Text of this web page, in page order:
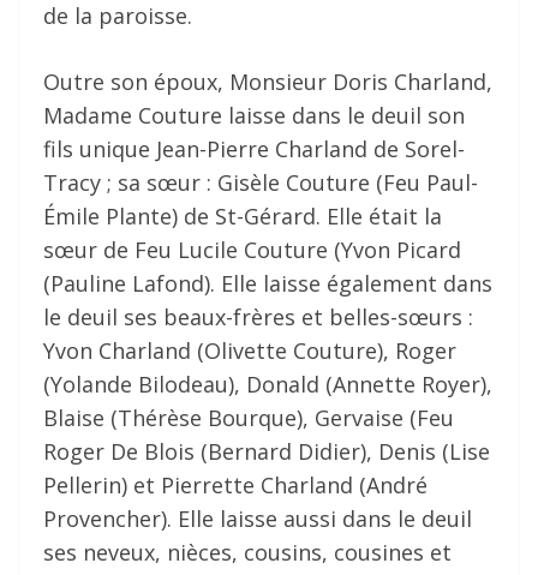
de la paroisse.
Outre son époux, Monsieur Doris Charland,
Madame Couture laisse dans le deuil son
fils unique Jean-Pierre Charland de Sorel-
Tracy ; sa sœur : Gisèle Couture (Feu Paul-
Émile Plante) de St-Gérard. Elle était la
sœur de Feu Lucile Couture (Yvon Picard
(Pauline Lafond). Elle laisse également dans
le deuil ses beaux-frères et belles-sœurs :
Yvon Charland (Olivette Couture), Roger
(Yolande Bilodeau), Donald (Annette Royer),
Blaise (Thérèse Bourque), Gervaise (Feu
Roger De Blois (Bernard Didier), Denis (Lise
Pellerin) et Pierrette Charland (André
Provencher). Elle laisse aussi dans le deuil
ses neveux, nièces, cousins, cousines et